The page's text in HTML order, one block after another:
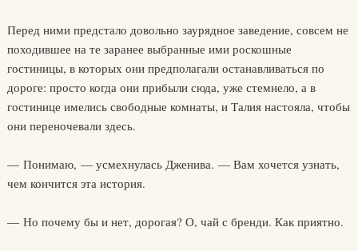
Перед ними предстало довольно заурядное заведение, совсем не
походившее на те заранее выбранные ими роскошные
гостиницы, в которых они предполагали останавливаться по
дороге: просто когда они прибыли сюда, уже стемнело, а в
гостинице имелись свободные комнаты, и Талия настояла, чтобы
они переночевали здесь.
— Понимаю, — усмехнулась Дженива. — Вам хочется узнать,
чем кончится эта история.
— Но почему бы и нет, дорогая? О, чай с бренди. Как приятно.